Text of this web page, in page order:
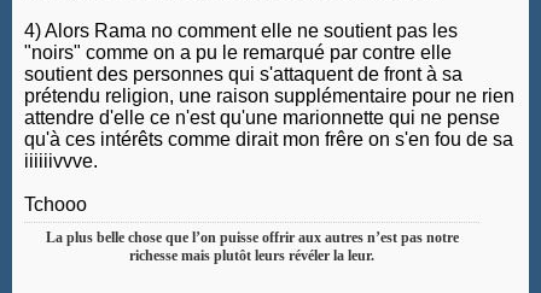
4) Alors Rama no comment elle ne soutient pas les
"noirs" comme on a pu le remarqué par contre elle
soutient des personnes qui s'attaquent de front à sa
prétendu religion, une raison supplémentaire pour ne rien
attendre d'elle ce n'est qu'une marionnette qui ne pense
qu'à ces intérêts comme dirait mon frêre on s'en fou de sa
iiiiiivvve.
Tchooo
La plus belle chose que l’on puisse offrir aux autres n’est pas notre
richesse mais plutôt leurs révéler la leur.